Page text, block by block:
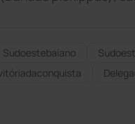
Sudoestebaiano